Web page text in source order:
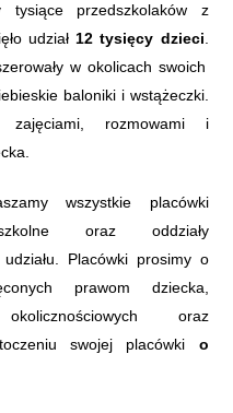
tysiące przedszkolaków z
udział 12 tysięcy dzieci
w okolicach swoich
baloniki i wstążeczki.
zajęciami, rozmowami i
wszystkie placówki
oraz oddziały
Placówki prosimy o
prawom dziecka,
h oraz
swojej placówki o